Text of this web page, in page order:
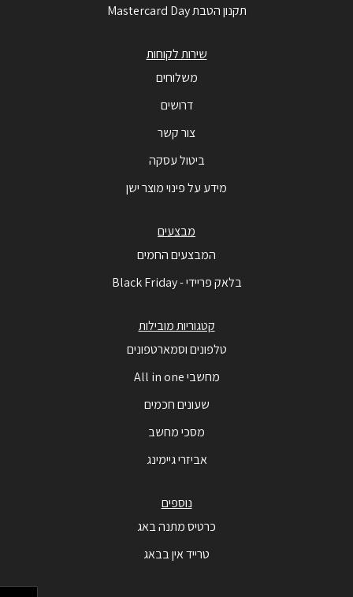
תקנון הטבת Mastercard Day
שירות לקוחות
משלוחים
דרושים
צור קשר
ביטול עסקה
מידע על פינוי מוצר ישן
מבצעים
המבצעים החמים
בלאק פריידי - Black Friday
קטגוריות מובילות
טלפונים וסמארטפונים
מחשבי All in one
שעונים חכמים
מסכי מחשב
אביזרי גיימינג
נוספים
כרטיס מתנה באג
טרייד אין בבאג